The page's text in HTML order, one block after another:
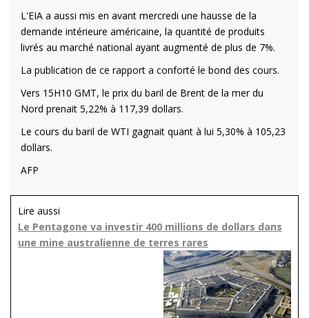
L'EIA a aussi mis en avant mercredi une hausse de la
demande intérieure américaine, la quantité de produits
livrés au marché national ayant augmenté de plus de 7%.
La publication de ce rapport a conforté le bond des cours.
Vers 15H10 GMT, le prix du baril de Brent de la mer du
Nord prenait 5,22% à 117,39 dollars.
Le cours du baril de WTI gagnait quant à lui 5,30% à 105,23
dollars.
AFP
Lire aussi
Le Pentagone va investir 400 millions de dollars dans
une mine australienne de terres rares